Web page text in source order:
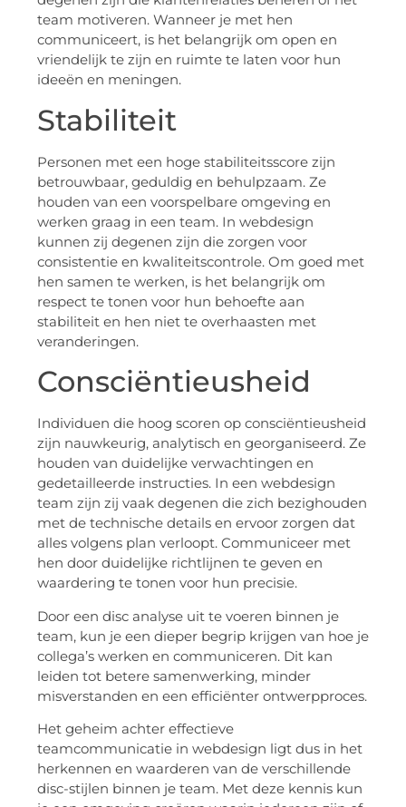
team motiveren. Wanneer je met hen
communiceert, is het belangrijk om open en
vriendelijk te zijn en ruimte te laten voor hun
ideeën en meningen.
Stabiliteit
Personen met een hoge stabiliteitsscore zijn
betrouwbaar, geduldig en behulpzaam. Ze
houden van een voorspelbare omgeving en
werken graag in een team. In webdesign
kunnen zij degenen zijn die zorgen voor
consistentie en kwaliteitscontrole. Om goed met
hen samen te werken, is het belangrijk om
respect te tonen voor hun behoefte aan
stabiliteit en hen niet te overhaasten met
veranderingen.
Consciëntieusheid
Individuen die hoog scoren op consciëntieusheid
zijn nauwkeurig, analytisch en georganiseerd. Ze
houden van duidelijke verwachtingen en
gedetailleerde instructies. In een webdesign
team zijn zij vaak degenen die zich bezighouden
met de technische details en ervoor zorgen dat
alles volgens plan verloopt. Communiceer met
hen door duidelijke richtlijnen te geven en
waardering te tonen voor hun precisie.
Door een disc analyse uit te voeren binnen je
team, kun je een dieper begrip krijgen van hoe je
collega’s werken en communiceren. Dit kan
leiden tot betere samenwerking, minder
misverstanden en een efficiënter ontwerpproces.
Het geheim achter effectieve
teamcommunicatie in webdesign ligt dus in het
herkennen en waarderen van de verschillende
disc-stijlen binnen je team. Met deze kennis kun